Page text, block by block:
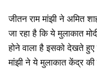
जीतन राम मांझी ने अमित
जा रहा है कि ये मुलाकात
होने वाला है इसको देखते
मांझी ने ये मुलाकात केंद्र